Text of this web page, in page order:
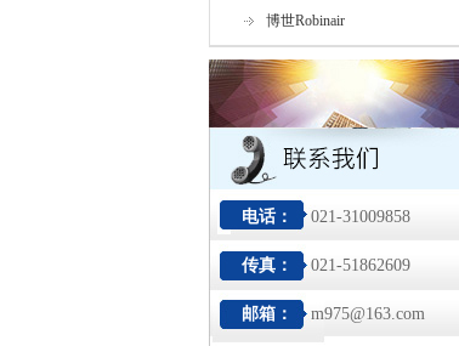
博世Robinair
电话： 021-31009858
传真： 021-51862609
邮箱： m975@163.com